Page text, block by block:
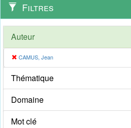
Filtres
Auteur
CAMUS, Jean
Thématique
Domaine
Mot clé